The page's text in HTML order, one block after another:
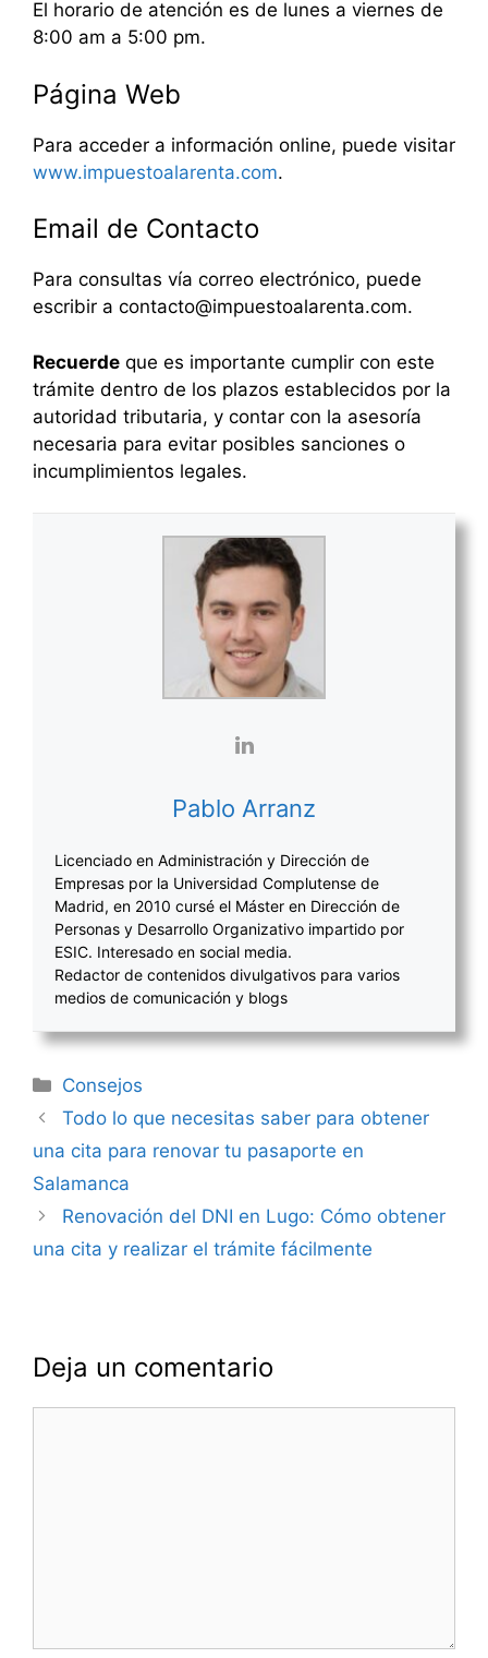
El horario de atención es de lunes a viernes de
8:00 am a 5:00 pm.
Página Web
Para acceder a información online, puede visitar
www.impuestoalarenta.com.
Email de Contacto
Para consultas vía correo electrónico, puede
escribir a contacto@impuestoalarenta.com.
Recuerde que es importante cumplir con este
trámite dentro de los plazos establecidos por la
autoridad tributaria, y contar con la asesoría
necesaria para evitar posibles sanciones o
incumplimientos legales.
Pablo Arranz
Licenciado en Administración y Dirección de
Empresas por la Universidad Complutense de
Madrid, en 2010 cursé el Máster en Dirección de
Personas y Desarrollo Organizativo impartido por
ESIC. Interesado en social media.
Redactor de contenidos divulgativos para varios
medios de comunicación y blogs
Categorías
Consejos
Navegación
de
entradas
Todo lo que necesitas saber para obtener
una cita para renovar tu pasaporte en
Salamanca
Renovación del DNI en Lugo: Cómo obtener
una cita y realizar el trámite fácilmente
Deja un comentario